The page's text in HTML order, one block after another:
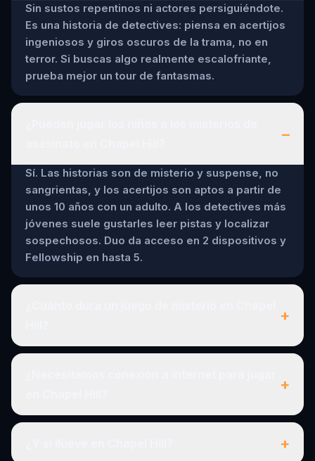
Sin sustos repentinos ni actores persiguiéndote.
Es una historia de detectives: piensa en acertijos
ingeniosos y giros oscuros de la trama, no en
terror. Si buscas algo realmente escalofriante,
prueba mejor un tour de fantasmas.
–
Sí. Las historias son de misterio y suspense, no
sangrientas, y los acertijos son aptos a partir de
unos 10 años con un adulto. A los detectives más
jóvenes suele gustarles leer pistas y localizar
sospechosos. Duo da acceso en 2 dispositivos y
Fellowship en hasta 5.
+
+
+